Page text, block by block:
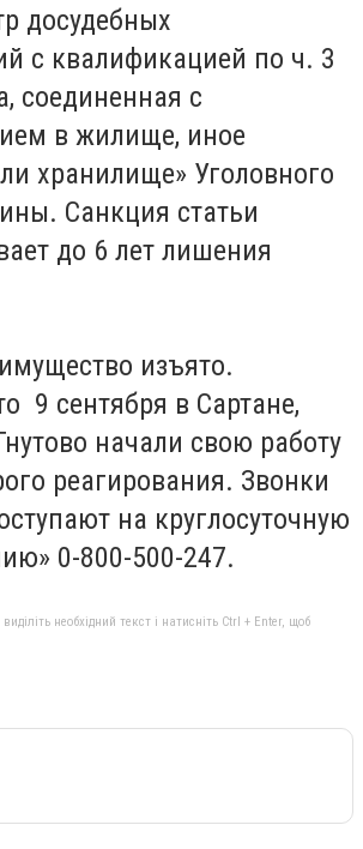
досудебных
с квалификацией по ч. 3
соединенная с
в жилище, иное
хранилище» Уголовного
Санкция статьи
до 6 лет лишения
изъято.
9 сентября в Сартане,
начали свою работу
реагирования. Звонки
на круглосуточную
0-800-500-247.
необхідний текст і натисніть Ctrl + Enter, щоб